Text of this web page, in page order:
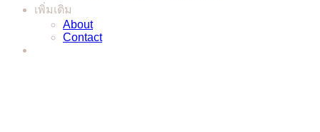
เพิ่มเติม
About
Contact